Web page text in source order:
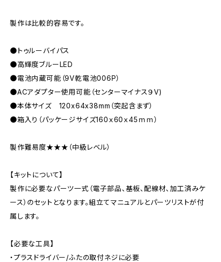
製作は比較的容易です。
●トゥルーバイパス
●高輝度ブルーLED
●電池内蔵可能（9V乾電池006P）
●ACアダプター使用可能（センターマイナス９V)
●本体サイズ 120x64x38mm（突起含まず）
●箱入り（パッケージサイズ160ｘ60ｘ45ｍｍ）
製作難易度★★★（中級レベル）
【キットについて】
製作に必要なパーツ一式（電子部品、基板、配線材、加工済みケ
ース）のセットとなります。組立てマニュアルとパーツリストが付
属します。
【必要な工具】
・プラスドライバー/ふたの取付ネジに必要